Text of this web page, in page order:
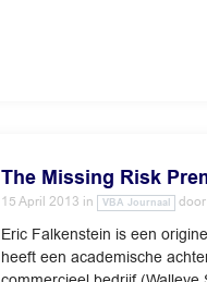
The Missing Risk
15 April 2013 in VBA Journaal door
Eric Falkenstein is een
heeft een academische